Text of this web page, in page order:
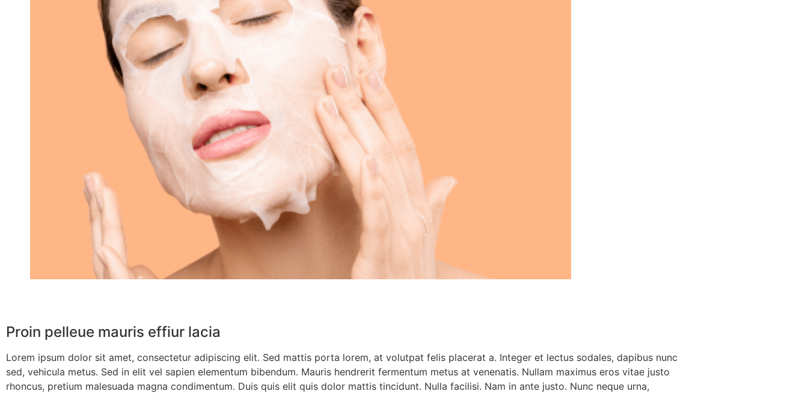
Proin pelleue mauris effiur lacia
Lorem ipsum dolor sit amet, consectetur adipiscing elit. Sed mattis porta lorem, at volutpat felis placerat a. Integer et lectus sodales, dapibus nunc
sed, vehicula metus. Sed in elit vel sapien elementum bibendum. Mauris hendrerit fermentum metus at venenatis. Nullam maximus eros vitae justo
rhoncus, pretium malesuada magna condimentum. Duis quis elit quis dolor mattis tincidunt. Nulla facilisi. Nam in ante justo. Nunc neque urna,